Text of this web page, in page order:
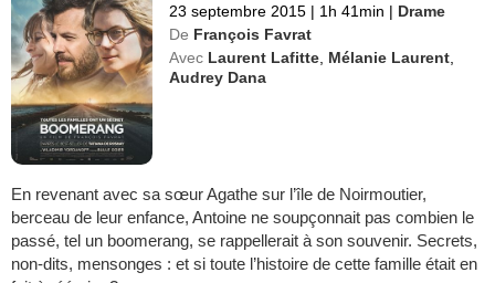
23 septembre 2015 | 1h 41min | Drame
De François Favrat
Avec Laurent Lafitte Mélanie Laurent
Audrey Dana
En revenant avec sa sœur Agathe sur l’île de Noirmoutier,
berceau de leur enfance, Antoine ne soupçonnait pas combien le
passé, tel un boomerang, se rappellerait à son souvenir. Secrets,
non-dits, mensonges : et si toute l’histoire de cette famille était en